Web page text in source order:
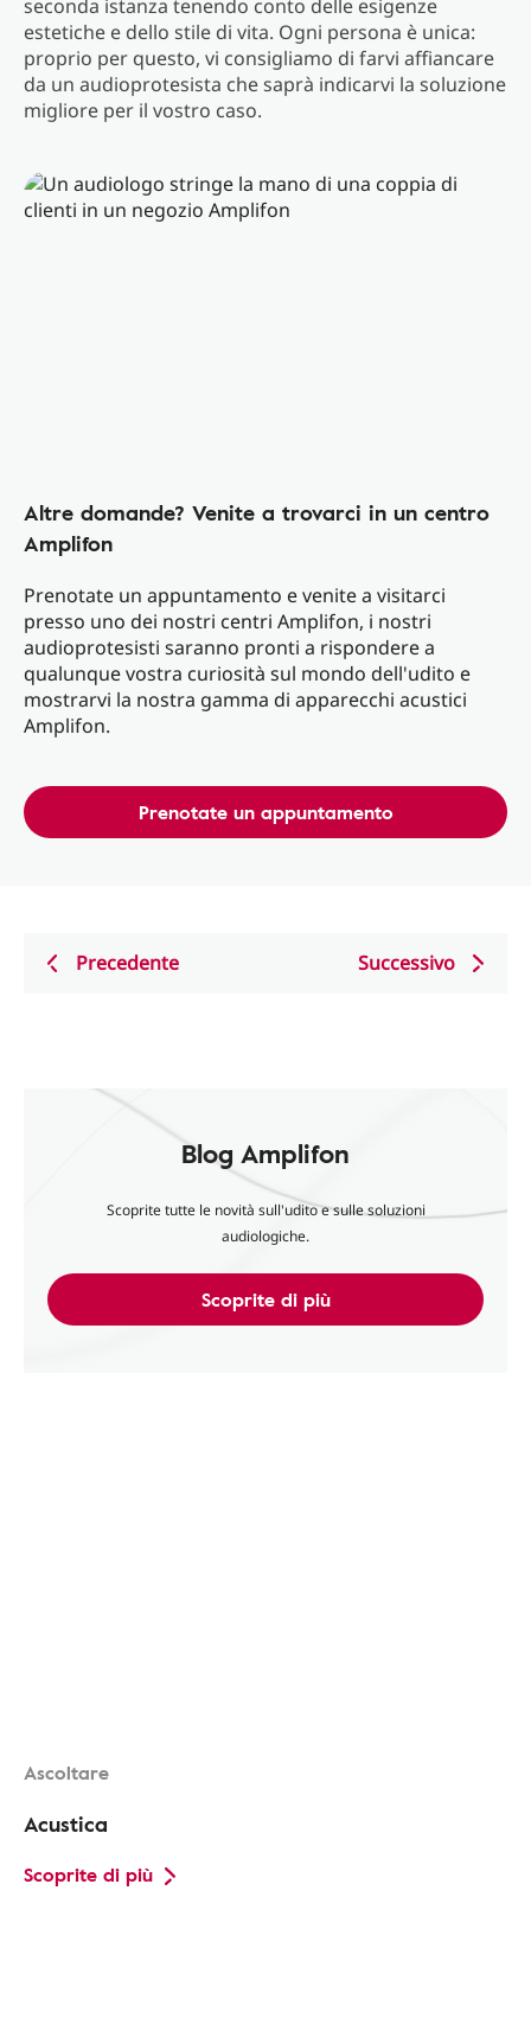
seconda istanza tenendo conto delle esigenze
estetiche e dello stile di vita. Ogni persona è unica:
proprio per questo, vi consigliamo di farvi affiancare
da un audioprotesista che saprà indicarvi la soluzione
migliore per il vostro caso.
Altre domande? Venite a trovarci in un centro
Amplifon
Prenotate un appuntamento e venite a visitarci
presso uno dei nostri centri Amplifon, i nostri
audioprotesisti saranno pronti a rispondere a
qualunque vostra curiosità sul mondo dell'udito e
mostrarvi la nostra gamma di apparecchi acustici
Amplifon.
Prenotate un appuntamento
Precedente Successivo
Blog Amplifon
Scoprite tutte le novità sull'udito e sulle soluzioni
audiologiche.
Scoprite di più
Ascoltare
Acustica
Scoprite di più